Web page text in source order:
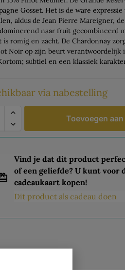
Gosset. Het is de ware
aldus de Jean Pierre Mareigner,
naar fruit gecombineerd
is romig en zacht. De Chardonnay
Noir op zijn beurt verantwoordelijk
subtiel en een klassiek
via nabestelling
Toevoegen
Vind je dat dit product
of een geliefde? U kunt voor
cadeaukaart kopen!
Dit product als cadeau doen